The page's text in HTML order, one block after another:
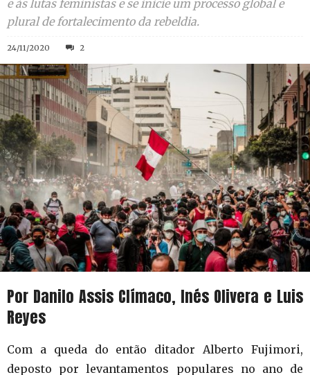
e às lutas feministas e se inicie um processo global e
plural de fortalecimento da rebeldia.
24/11/2020 2
Por Danilo Assis Clímaco, Inés Olivera e Luis
Reyes
Com a queda do então ditador Alberto Fujimori,
deposto por levantamentos populares no ano de